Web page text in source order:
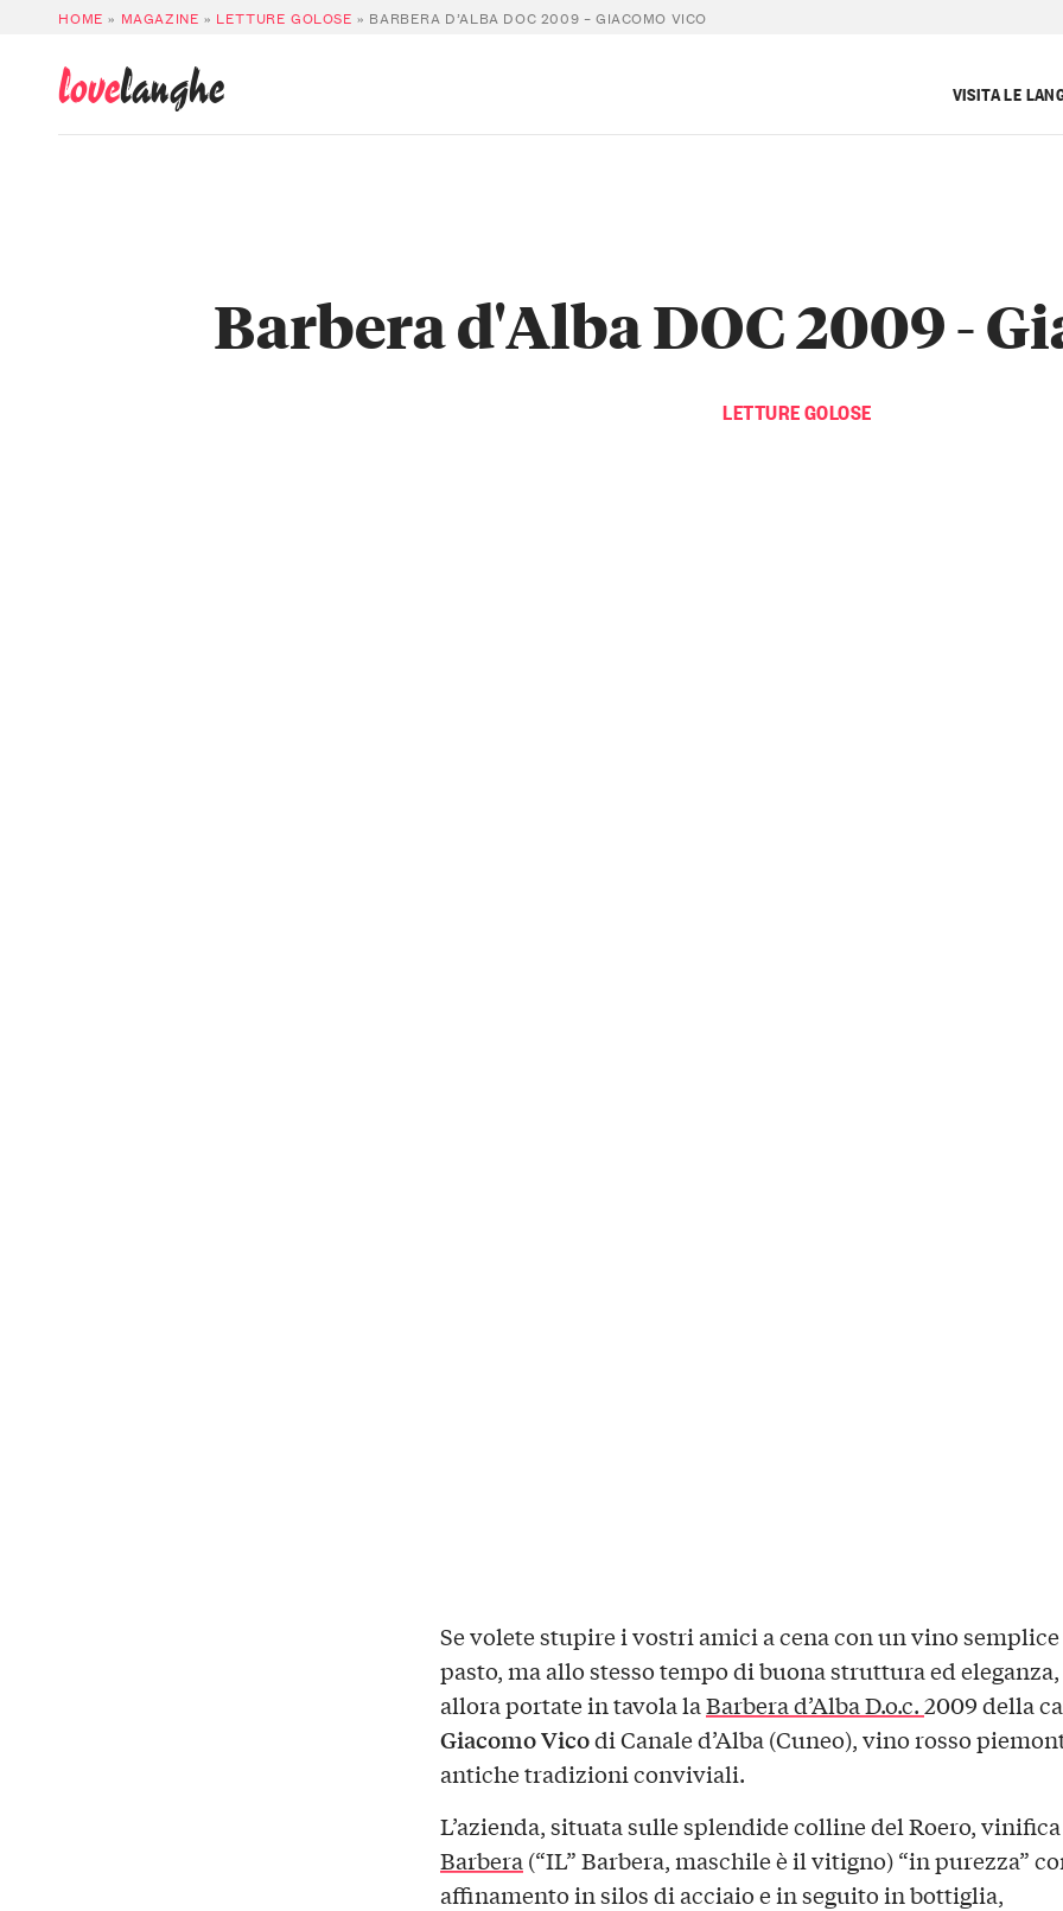
HOME » MAGAZINE » LETTURE GOLOSE » BARBERA D’ALBA DOC 2009 – GIACOMO VICO
lovelanghe VISITA LE
LETTURE GOLOSE
Barbera d'Alba DOC 2009 -
Se volete stupire i vostri amici a cena con un vino
pasto, ma allo stesso tempo di buona struttura ed eleganza,
allora portate in tavola laBarbera d’Alba D.o.c.2009 della
Giacomo Vicodi Canale d’Alba (Cuneo), vino rosso
antiche tradizioni conviviali.
L’azienda, situata sulle splendide colline del Roero,
Barbera (“IL” Barbera, maschile è il vitigno) “in purezza”
affinamento in silos di acciaio e in seguito in bottiglia,